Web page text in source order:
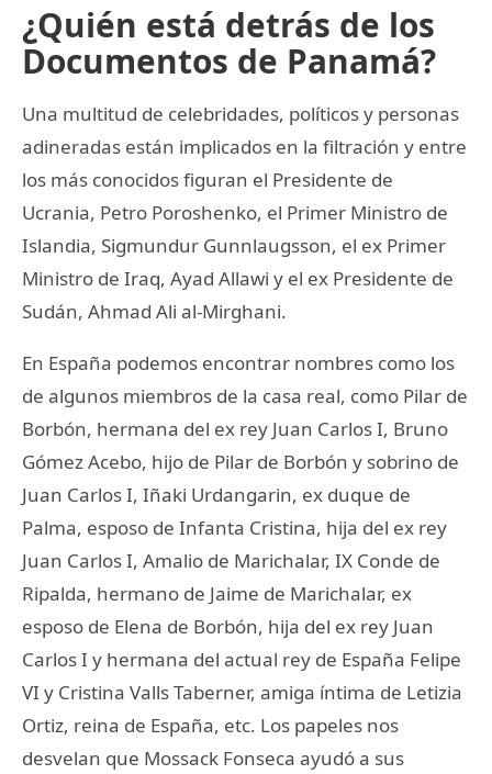
¿Quién está detrás de los
Documentos de Panamá?
Una multitud de celebridades, políticos y personas
adineradas están implicados en la filtración y entre
los más conocidos figuran el Presidente de
Ucrania, Petro Poroshenko, el Primer Ministro de
Islandia, Sigmundur Gunnlaugsson, el ex Primer
Ministro de Iraq, Ayad Allawi y el ex Presidente de
Sudán, Ahmad Ali al-Mirghani.
En España podemos encontrar nombres como los
de algunos miembros de la casa real, como Pilar de
Borbón, hermana del ex rey Juan Carlos I, Bruno
Gómez Acebo, hijo de Pilar de Borbón y sobrino de
Juan Carlos I, Iñaki Urdangarin, ex duque de
Palma, esposo de Infanta Cristina, hija del ex rey
Juan Carlos I, Amalio de Marichalar, IX Conde de
Ripalda, hermano de Jaime de Marichalar, ex
esposo de Elena de Borbón, hija del ex rey Juan
Carlos I y hermana del actual rey de España Felipe
VI y Cristina Valls Taberner, amiga íntima de Letizia
Ortiz, reina de España, etc. Los papeles nos
desvelan que Mossack Fonseca ayudó a sus